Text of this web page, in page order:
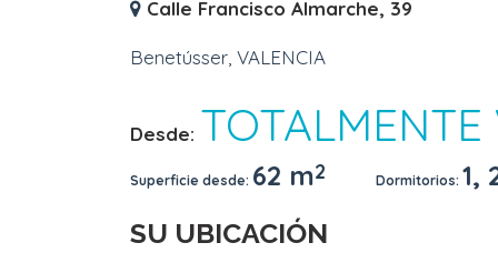
Calle Francisco Almarche, 39
Benetússer, VALENCIA
Desde:
Superficie desde: 62 m2 Dormitorios: 1,
SU UBICACIÓN